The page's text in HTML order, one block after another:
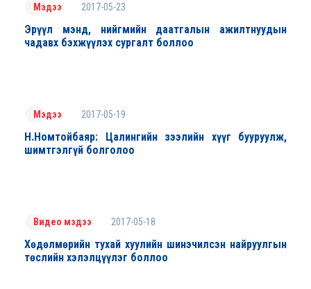
Мэдээ 2017-05-23
Эрүүл мэнд, нийгмийн даатгалын ажилтнуудын
чадавх бэхжүүлэх сургалт боллоо
Мэдээ 2017-05-19
Н.Номтойбаяр: Цалингийн зээлийн хүүг бууруулж,
шимтгэлгүй болголоо
Видео мэдээ 2017-05-18
Хөдөлмөрийн тухай хуулийн шинэчилсэн найруулгын
төслийн хэлэлцүүлэг боллоо